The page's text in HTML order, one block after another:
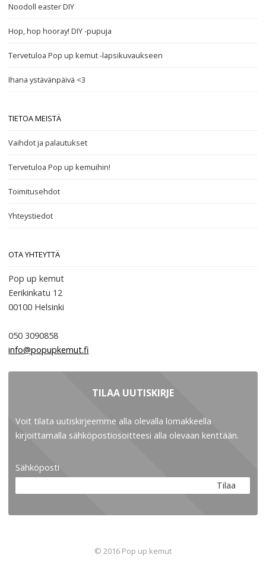
Noodoll easter DIY
Hop, hop hooray! DIY -pupuja
Tervetuloa Pop up kemut -lapsikuvaukseen
Ihana ystävänpäivä <3
TIETOA MEISTÄ
Vaihdot ja palautukset
Tervetuloa Pop up kemuihin!
Toimitusehdot
Yhteystiedot
OTA YHTEYTTÄ
Pop up kemut
Eerikinkatu 12
00100 Helsinki
050 3090858
info@popupkemut.fi
TILAA UUTISKIRJE
Voit tilata uutiskirjeemme alla olevalla lomakkeella
kirjoittamalla sähköpostiosoitteesi alla olevaan kenttään.
Sähköposti
Tilaa
© 2016 Pop up kemut